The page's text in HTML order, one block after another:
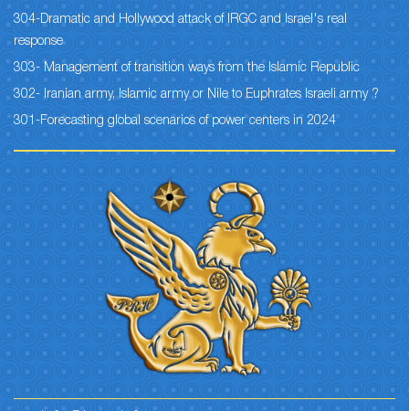
304-Dramatic and Hollywood attack of IRGC and Israel's real
response
303- Management of transition ways from the Islamic Republic
302- Iranian army, Islamic army or Nile to Euphrates Israeli army ?
301-Forecasting global scenarios of power centers in 2024